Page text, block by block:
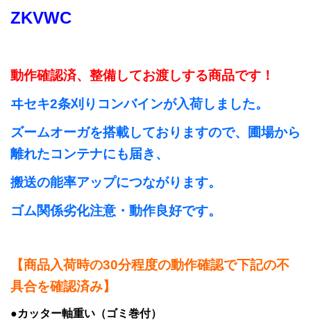
ZKVWC
動作確認済、整備してお渡しする商品です！
ヰセキ2条刈りコンバインが入荷しました。
ズームオーガを搭載しておりますので、圃場から
離れたコンテナにも届き、
搬送の能率アップにつながります。
ゴム関係劣化注意・動作良好です。
【商品入荷時の30分程度の動作確認で下記の不
具合を確認済み】
●カッター軸重い（ゴミ巻付）